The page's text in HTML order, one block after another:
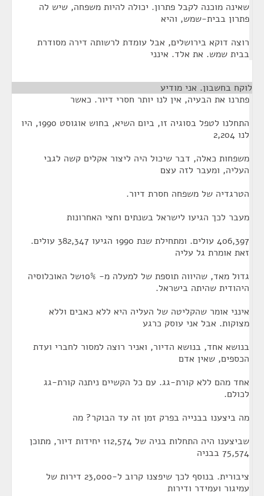
שאינה מוכנה לקבל פתרון. יכולה להיות משפחה, שיש לה
פתרון בבית-שמש, והיא
רוצה דוקא בירושלים, אבל עומדת לרשותה דירה מסודרת
בבית שמש. את אלד. אינני
לוקח בחשבון. אני מודיע
פתרנו את הבעיה, אין לנו יותר חסרי דיור. כאשר
התחלנו לטפל בסוגיה זו, ביום השיא, בחוש אוגוסט 1990, היו
לנו 2,204
משפחות כאלה, דבר שיכול היה ליצור אקלים קשה לגבי
העליה, ומעבר לזה עצם
הטרגדיה של משפחה חסרת דיור.
מעבר לכך הגיעו לישראל בשנתים וחצי האחרונות
406,397 עולים. ומתחילת שנת 1990 הגיעו 382,347 עולים.
זאת אומרת גל עליה
גדול מאד, שהיווה תוספת של למעלה מ- 10%של האוכלוסיה
היהודית שהיתה בישראל.
אינני אומר שהקליטה של העליה היא ללא כאבים וללא
מצוקות. אבל אני עוסק כרגע
בנושא אחד, בנושא הדיור, ואניר רוצה למסור לחברי ועדת
הכספים, שאין אדם
אחד מהם ללא קורת-גג. עם כל הקשיים ניתנה קורת-גג
לכולם.
מה ביצענו בבנייה בפרק זמן זה עד הבוקר? מה
שביצענו היה התחלות בניה של 112,574 יחידות דיור, מתוכן
75,574 בבניה
ציבורית. בנוסף לכך שיפצנו קרוב ל-23,000 דירות של
עמיגור ועמידר ודירות